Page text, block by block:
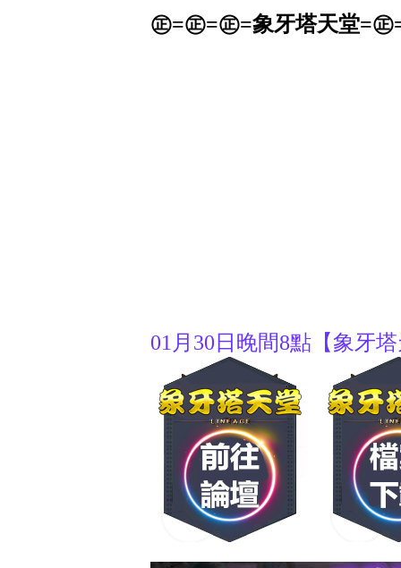
㊣=㊣=㊣=象牙塔天堂=㊣
01月30日晚間8點【象牙